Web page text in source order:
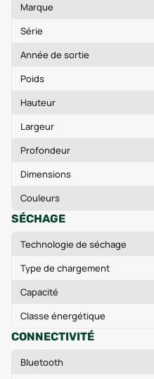
Marque
Série
Année de sortie
Poids
Hauteur
Largeur
Profondeur
Dimensions
Couleurs
SÉCHAGE
Technologie de séchage
Type de chargement
Capacité
Classe énergétique
CONNECTIVITÉ
Bluetooth